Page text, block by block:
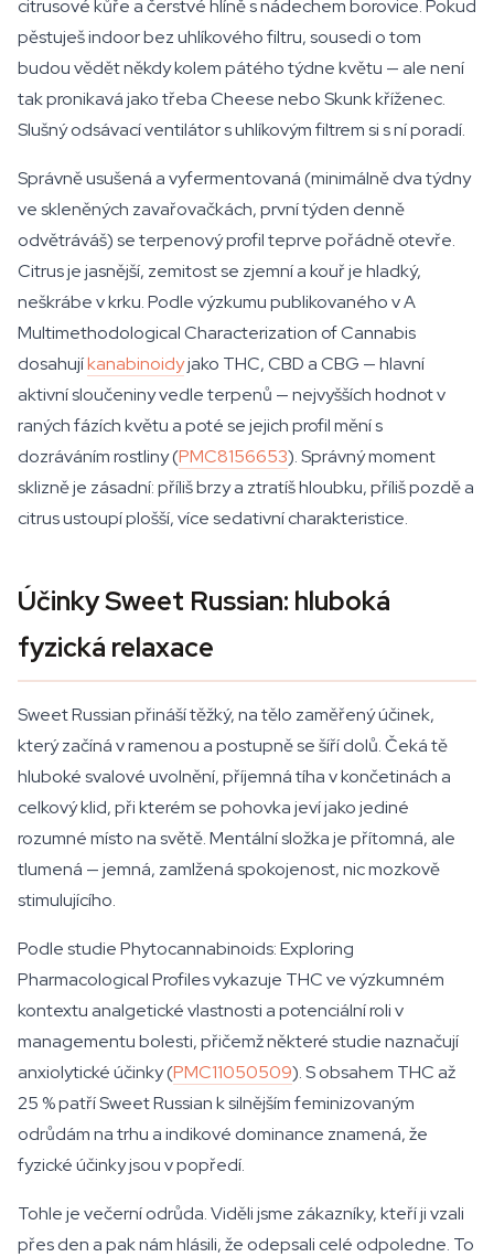
citrusové kůře a čerstvé hlíně s nádechem borovice. Pokud
pěstuješ indoor bez uhlíkového filtru, sousedi o tom
budou vědět někdy kolem pátého týdne květu — ale není
tak pronikavá jako třeba Cheese nebo Skunk kříženec.
Slušný odsávací ventilátor s uhlíkovým filtrem si s ní poradí.
Správně usušená a vyfermentovaná (minimálně dva týdny
ve skleněných zavařovačkách, první týden denně
odvětráváš) se terpenový profil teprve pořádně otevře.
Citrus je jasnější, zemitost se zjemní a kouř je hladký,
neškrábe v krku. Podle výzkumu publikovaného vA
Multimethodological Characterization of Cannabis
dosahujíkanabinoidyjako THC, CBD a CBG — hlavní
aktivní sloučeniny vedle terpenů — nejvyšších hodnot v
raných fázích květu a poté se jejich profil mění s
dozráváním rostliny (PMC8156653). Správný moment
sklizně je zásadní: příliš brzy a ztratíš hloubku, příliš pozdě a
citrus ustoupí plošší, více sedativní charakteristice.
Účinky Sweet Russian: hluboká
fyzická relaxace
Sweet Russian přináší těžký, na tělo zaměřený účinek,
který začíná v ramenou a postupně se šíří dolů. Čeká tě
hluboké svalové uvolnění, příjemná tíha v končetinách a
celkový klid, při kterém se pohovka jeví jako jediné
rozumné místo na světě. Mentální složka je přítomná, ale
tlumená — jemná, zamlžená spokojenost, nic mozkově
stimulujícího.
Podle studiePhytocannabinoids: Exploring
Pharmacological Profilesvykazuje THC ve výzkumném
kontextu analgetické vlastnosti a potenciální roli v
managementu bolesti, přičemž některé studie naznačují
anxiolytické účinky (PMC11050509). S obsahem THC až
25 % patří Sweet Russian k silnějším feminizovaným
odrůdám na trhu a indikové dominance znamená, že
fyzické účinky jsou v popředí.
Tohle je večerní odrůda. Viděli jsme zákazníky, kteří ji vzali
přes den a pak nám hlásili, že odepsali celé odpoledne. To